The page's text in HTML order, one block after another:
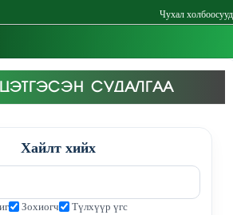
Чухал холбоосууд
СУДАЛГАА
Хайлт хийх
Зохиогч
Түлхүүр үгс